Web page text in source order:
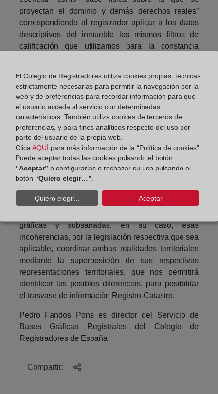
proyectan el dominio y demás derechos reales”
correspondiendo al registrador aplicar a los datos
descriptivos del inmueble los mismos filtros de
calificación que utilizamos para la constancia
El legislador no ha tenido claro este esquema hasta
ahora, razón del fracaso de la coordinación entre el
Registro y el Catastro, pues intenta coordinar dos
representación gráfica de una descripción literaria
de la finca registral, la catastral, olvidando que no
se pueden coordinar dos aspectos distintos, literario
uno y gráfico el otro.
La verdadera coordinación pasa por determinar la
correspondencia entre las descripciones literarias
de la finca registral y la parcela catastral, la
gráficas y subsanadas, en su caso, esas
incoherencias, por la legislación respectiva que sea
aplicable, coordinar ambas realidades territoriales
mediante la superposición de sus respectivas
representaciones territoriales, que nos permitirá
identificar las posibles diferencias, para posibilitar
el trasvase de información Registro-Catastro.
Pedro Fandos Pons es director del Servicio de
Bases Gráficas Registrales del Colegio de
Registradores de España
Compartir:
El Colegio de Registradores utiliza cookies propias: técnicas
estrictamente necesarias para permitir la navegación por la
web y de preferencias para recordar información para que
el usuario acceda al servicio con determinadas
características. También utiliza cookies de terceros de
preferencias, y para fines analíticos respecto del uso por
parte del usuario de la propia web.
Clica AQUÍ para más información de la “Política de cookies”.
Puede aceptar todas las cookies pulsando el botón
“Aceptar” o configurarlas o rechazar su uso pulsando el
botón “Quiero elegir…”
Quiero elegir... Aceptar